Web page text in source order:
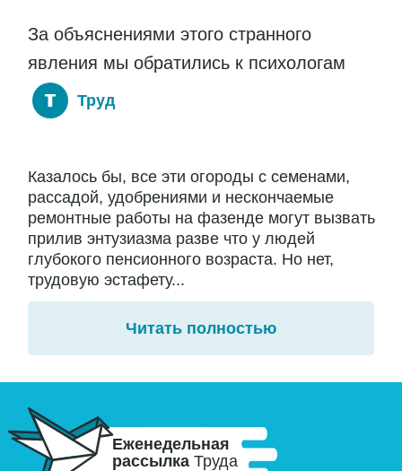
За объяснениями этого странного
явления мы обратились к психологам
Труд
Казалось бы, все эти огороды с семенами,
рассадой, удобрениями и нескончаемые
ремонтные работы на фазенде могут вызвать
прилив энтузиазма разве что у людей
глубокого пенсионного возраста. Но нет,
трудовую эстафету...
Читать полностью
Еженедельная
рассылка Труда